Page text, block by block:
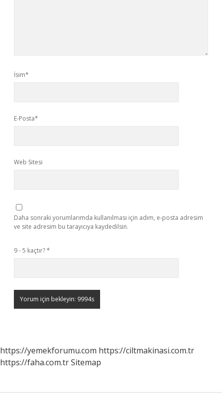
İsim*
E-Posta*
Web Sitesi
Daha sonraki yorumlarımda kullanılması için adım, e-posta adresim
ve site adresim bu tarayıcıya kaydedilsin.
9 - 5 kaçtır?*
https://yemekforumu.com https://ciltmakinasi.com.tr
https://faha.com.trSitemap